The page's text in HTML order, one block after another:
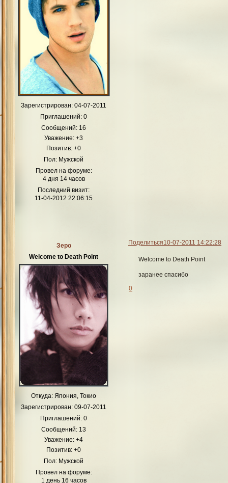
Зарегистрирован: 04-07-2011
Приглашений: 0
Сообщений: 16
Уважение: +3
Позитив: +0
Пол: Мужской
Провел на форуме:
4 дня 14 часов
Последний визит:
11-04-2012 22:06:15
Поделиться10-07-2011 14:22:28
Зеро
Welcome to Death Point
Откуда: Япония, Токио
Зарегистрирован: 09-07-2011
Приглашений: 0
Сообщений: 13
Уважение: +4
Позитив: +0
Пол: Мужской
Провел на форуме:
1 день 16 часов
Welcome to Death Point
заранее спасибо
0